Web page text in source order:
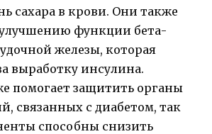
сахара в крови. Они также
функции бета-
железы, которая
выработку инсулина.
помогает защитить органы
связанных с диабетом, так
способны снизить